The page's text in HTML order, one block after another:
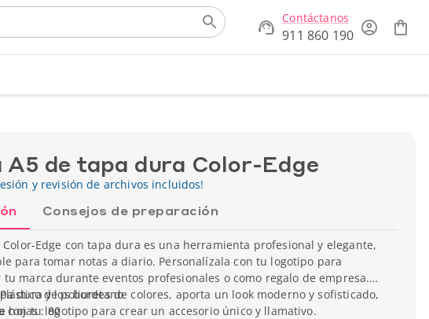
Contáctanos
911 860 190
de tapa dura Color-Edge
y revisión de archivos incluidos!
Consejos de preparación
Color-Edge con tapa dura es una herramienta profesional y elegante,
para tomar notas a diario. Personalízala con tu logotipo para
tu marca durante eventos profesionales o como regalo de empresa.
dura y los bordes de colores, aporta un look moderno y sofisticado,
con tu logotipo para crear un accesorio único y llamativo.
de poliuretano
hojas : 80